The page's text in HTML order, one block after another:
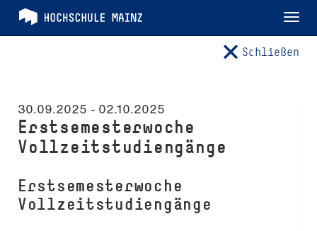
Schließen
30.09.2025 - 02.10.2025
Erstsemesterwoche
Vollzeitstudiengänge
Erstsemesterwoche
Vollzeitstudiengänge